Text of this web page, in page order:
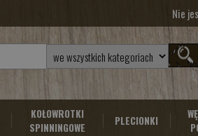
Nie
KOŁOWROTKI
SPINNINGOWE
PLECIONKI